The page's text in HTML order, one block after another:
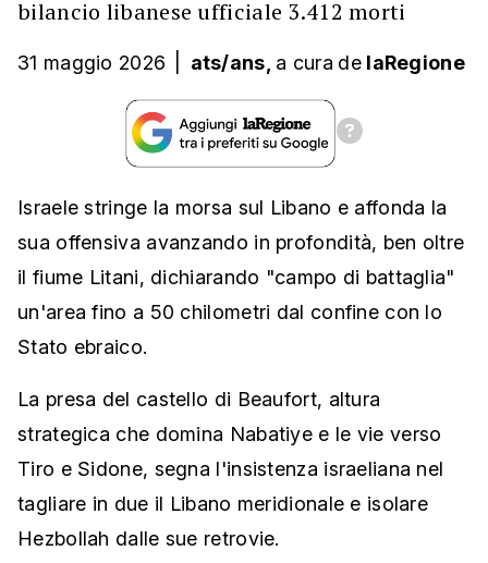
bilancio libanese ufficiale 3.412 morti
31 maggio 2026 ats/ans, a cura de laRegione
Israele stringe la morsa sul Libano e affonda la
sua offensiva avanzando in profondità, ben oltre
il fiume Litani, dichiarando "campo di battaglia"
un'area fino a 50 chilometri dal confine con lo
Stato ebraico.
La presa del castello di Beaufort, altura
strategica che domina Nabatiye e le vie verso
Tiro e Sidone, segna l'insistenza israeliana nel
tagliare in due il Libano meridionale e isolare
Hezbollah dalle sue retrovie.